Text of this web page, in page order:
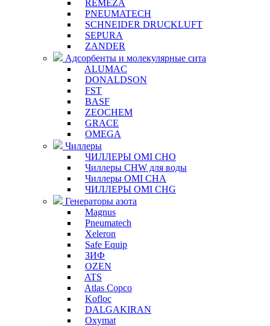
REMEZA
PNEUMATECH
SCHNEIDER DRUCKLUFT
SEPURA
ZANDER
Адсорбенты и молекулярные сита
ALUMAC
DONALDSON
FST
BASF
ZEOCHEM
GRACE
OMEGA
Чиллеры
ЧИЛЛЕРЫ OMI CHO
Чиллеры CHW для воды
Чиллеры OMI CHA
ЧИЛЛЕРЫ OMI CHG
Генераторы азота
Magnus
Pneumatech
Xeleron
Safe Equip
ЗИФ
OZEN
ATS
Atlas Copco
Kofloc
DALGAKIRAN
Oxymat